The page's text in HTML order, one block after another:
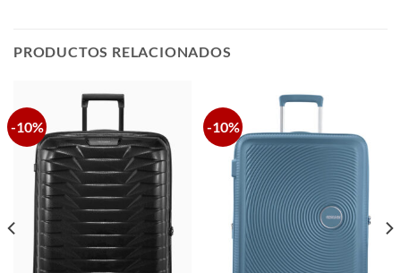
PRODUCTOS RELACIONADOS
-10% -10%